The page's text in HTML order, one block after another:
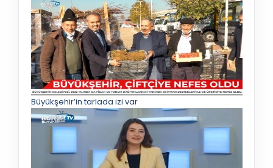
Büyükşehir’in tarlada izi var